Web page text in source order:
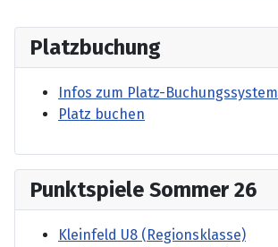
Platzbuchung
Infos zum Platz-Buchungssystem
Platz buchen
Punktspiele Sommer 26
Kleinfeld U8 (Regionsklasse)